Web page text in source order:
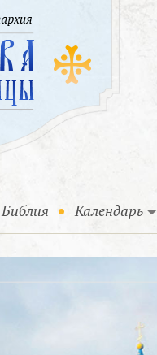
Библия Календарь